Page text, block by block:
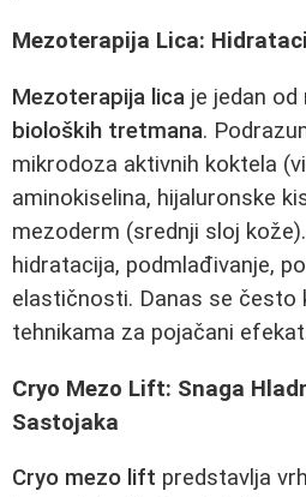
Mezoterapija Lica:
Mezoterapija lica je jedan od
bioloških tretmana.
mikrodoza aktivnih koktela
aminokiselina, hijaluronske
mezoderm (srednji sloj
hidratacija, podmlađivanje,
elastičnosti. Danas se često
tehnikama za pojačani
Cryo Mezo Lift: Snagа
Sastojaka
Cryo mezo lift predstavlja